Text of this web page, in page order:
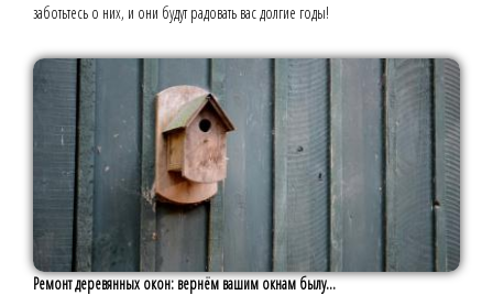
заботьтесь о них, и они будут радовать вас долгие годы!
Ремонт деревянных окон: вернём вашим окнам былу...